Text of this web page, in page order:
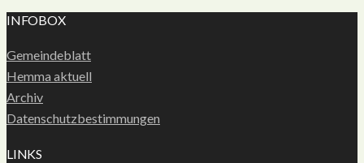
INFOBOX
Gemeindeblatt
Hemma aktuell
Archiv
Datenschutzbestimmungen
LINKS